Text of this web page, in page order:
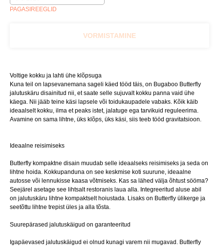
PAGASIREEGLID
VORMISTAMINE
Voltige kokku ja lahti ühe klõpsuga
Kuna teil on lapsevanemana sageli käed tööd täis, on Bugaboo Butterfly
jalutuskäru disainitud nii, et saate selle sujuvalt kokku panna vaid ühe
käega. Nii jääb teine käsi lapsele või toidukaupadele vabaks. Kõik käib
ideaalselt kokku, ilma et peaks istet, jalatuge ega tarvikuid reguleerima.
Avamine on sama lihtne, üks klõps, üks käsi, siis teeb tööd gravitatsioon.
Ideaalne reisimiseks
Butterfly kompaktne disain muudab selle ideaalseks reisimiseks ja seda on
lihtne hoida. Kokkupanduna on see keskmise koti suurune, ideaalne
autosse või lennukisse kaasa võtmiseks. Kas sa lähed välja õhtust sööma?
Seejärel asetage see lihtsalt restoranis laua alla. Integreeritud aluse abil
on jalutuskäru lihtne kompaktselt hoiustada. Lisaks on Butterfly ülikerge ja
seetõttu lihtne trepist üles ja alla tõsta.
Suurepärased jalutuskäigud on garanteeritud
Igapäevased jalutuskäigud ei olnud kunagi varem nii mugavad. Butterfly